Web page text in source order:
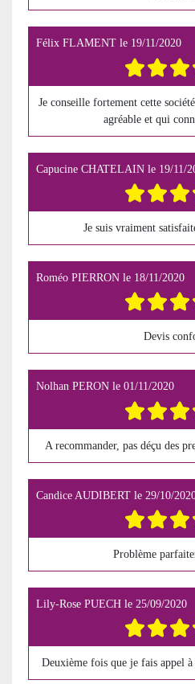
Félix FLAMENT le 19/11/2020
Je conseille fortement cette
agréable et qui
Capucine CHATELAIN le 19/11/
Je suis vraiment
Roméo PIERRON le 18/11/2020
Devis
Nolhan PERON le 01/11/2020
A recommander, pas déçu des
Candice AUDIBERT le 29/10/
Problème
Lily-Rose PUECH le 25/09/2020
Deuxième fois que je fais appel